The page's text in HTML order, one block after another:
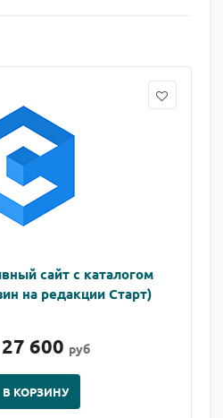
сайт с каталогом
на редакции Старт)
27 600 руб
В КОРЗИНУ